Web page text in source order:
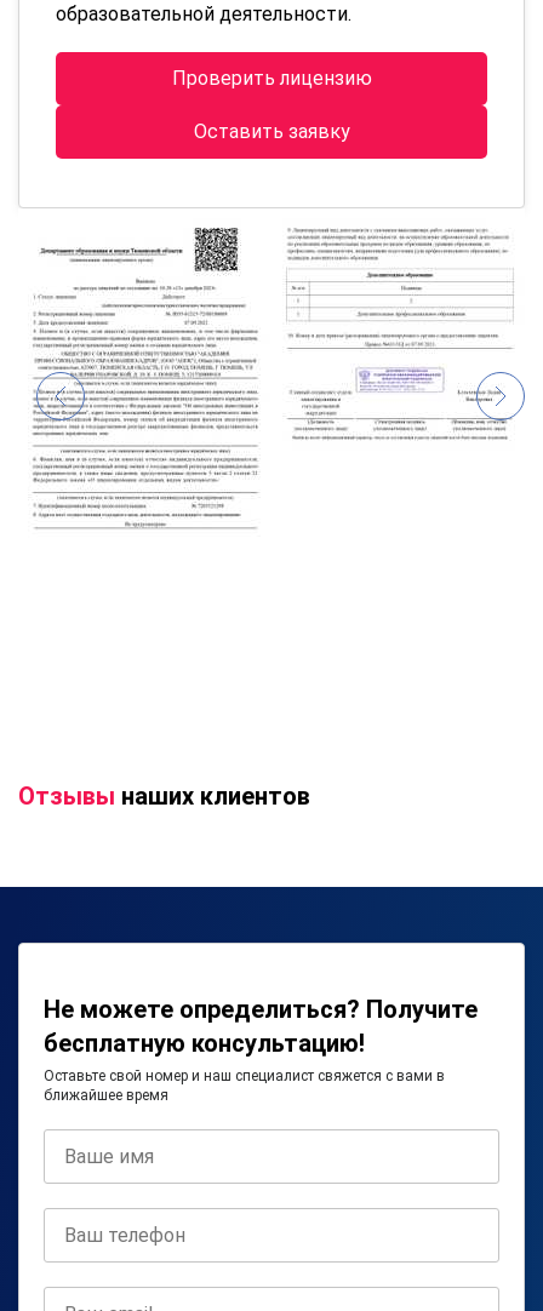
образовательной деятельности.
Проверить лицензию
Оставить заявку
Отзывы наших клиентов
Не можете определиться? Получите
бесплатную консультацию!
Оставьте свой номер и наш специалист свяжется с вами в
ближайшее время